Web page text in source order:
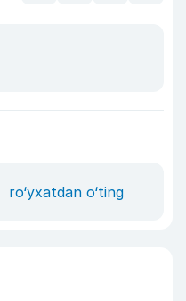
ro‘yxatdan o‘ting